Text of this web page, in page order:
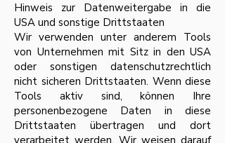
Hinweis zur Datenweitergabe in die
USA und sonstige Drittstaaten
Wir verwenden unter anderem Tools
von Unternehmen mit Sitz in den USA
oder sonstigen datenschutzrechtlich
nicht sicheren Drittstaaten. Wenn diese
Tools aktiv sind, können Ihre
personenbezogene Daten in diese
Drittstaaten übertragen und dort
verarbeitet werden. Wir weisen darauf